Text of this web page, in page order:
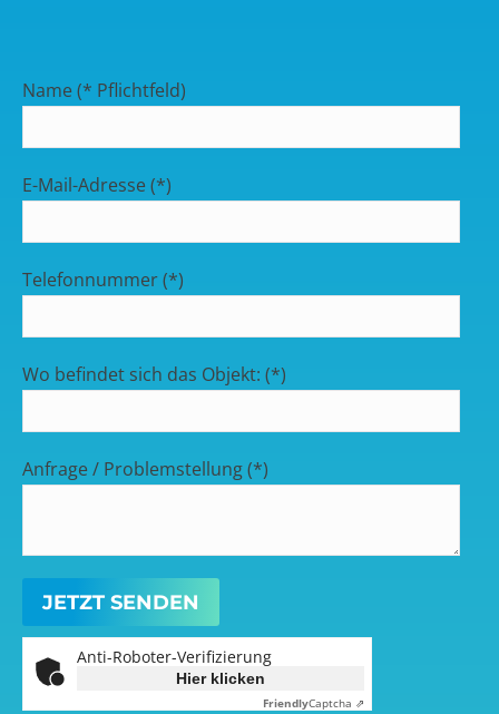
Name (* Pflichtfeld)
E-Mail-Adresse (*)
Telefonnummer (*)
Wo befindet sich das Objekt: (*)
Anfrage / Problemstellung (*)
Anti-Roboter-Verifizierung
Hier klicken
FriendlyCaptcha ⇗